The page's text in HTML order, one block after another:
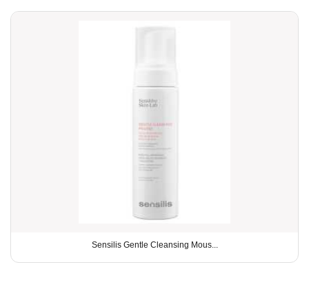
Sensilis Gentle Cleansing Mous...